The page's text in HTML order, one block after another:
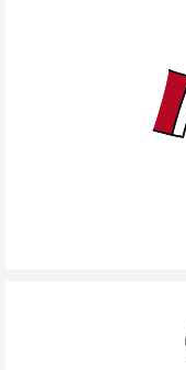
B2C e B2B:
commerciali,
clienti,
chiudere
Le